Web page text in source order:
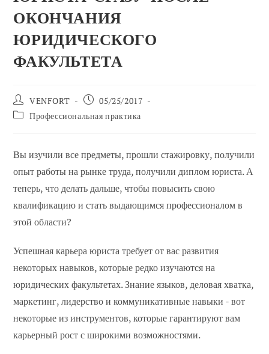
ОКОНЧАНИЯ
ЮРИДИЧЕСКОГО
ФАКУЛЬТЕТА
Автор
сообщения:
VENFORT
Сообщение
05/25/2017
Категория
Профессиональная практика
Вы изучили все предметы, прошли стажировку, получили
опыт работы на рынке труда, получили диплом юриста. А
теперь, что делать дальше, чтобы повысить свою
квалификацию и стать выдающимся профессионалом в
этой области?
Успешная карьера юриста требует от вас развития
некоторых навыков, которые редко изучаются на
юридических факультетах. Знание языков, деловая хватка,
маркетинг, лидерство и коммуникативные навыки - вот
некоторые из инструментов, которые гарантируют вам
карьерный рост с широкими возможностями.